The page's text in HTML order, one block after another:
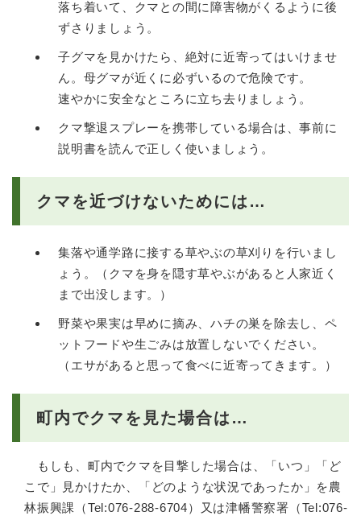
落ち着いて、クマとの間に障害物がくるように後
ずさりましょう。
子グマを見かけたら、絶対に近寄ってはいけませ
ん。母グマが近くに必ずいるので危険です。
速やかに安全なところに立ち去りましょう。
クマ撃退スプレーを携帯している場合は、事前に
説明書を読んで正しく使いましょう。
クマを近づけないためには…
集落や通学路に接する草やぶの草刈りを行いまし
ょう。（クマを身を隠す草やぶがあると人家近く
まで出没します。）
野菜や果実は早めに摘み、ハチの巣を除去し、ペ
ットフードや生ごみは放置しないでください。
（エサがあると思って食べに近寄ってきます。）
町内でクマを見た場合は…
もしも、町内でクマを目撃した場合は、「いつ」「ど
こで」見かけたか、「どのような状況であったか」を農
林振興課（Tel:076-288-6704）又は津幡警察署（Tel:076-